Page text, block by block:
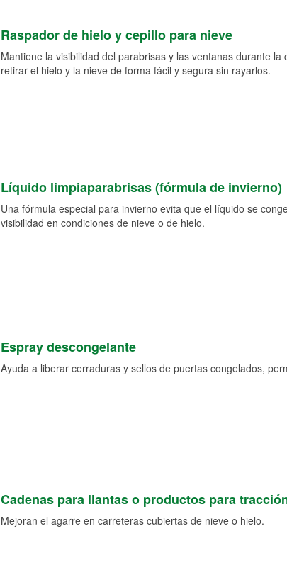
Raspador de hielo y cepillo para nieve
Mantiene la visibilidad del parabrisas y las ventanas durante
retirar el hielo y la nieve de forma fácil y segura sin rayarlos.
Líquido limpiaparabrisas (fórmula de invierno)
Una fórmula especial para invierno evita que el líquido se
visibilidad en condiciones de nieve o de hielo.
Espray descongelante
Ayuda a liberar cerraduras y sellos de puertas congelados,
Cadenas para llantas o productos para
Mejoran el agarre en carreteras cubiertas de nieve o hielo.